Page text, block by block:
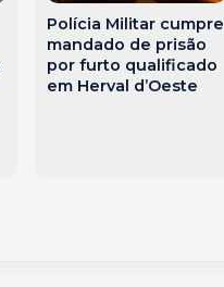
Polícia Militar cumpre
mandado de prisão
por furto qualificado
em Herval d’Oeste